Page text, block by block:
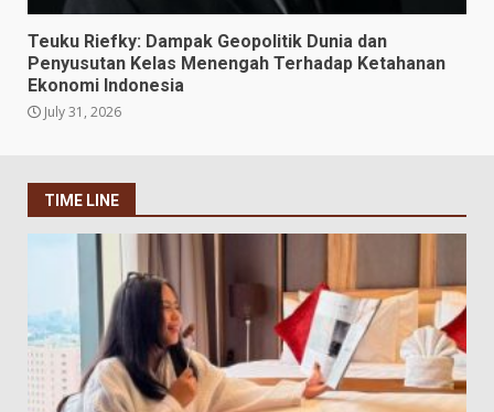
Teuku Riefky: Dampak Geopolitik Dunia dan
Penyusutan Kelas Menengah Terhadap Ketahanan
Ekonomi Indonesia
July 31, 2026
TIME LINE